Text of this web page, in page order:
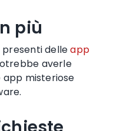
più
presentidelleapp
averle
app misteriose
.